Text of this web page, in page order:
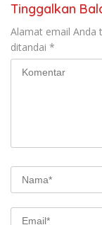
Tinggalkan
Alamat email Anda
ditandai *